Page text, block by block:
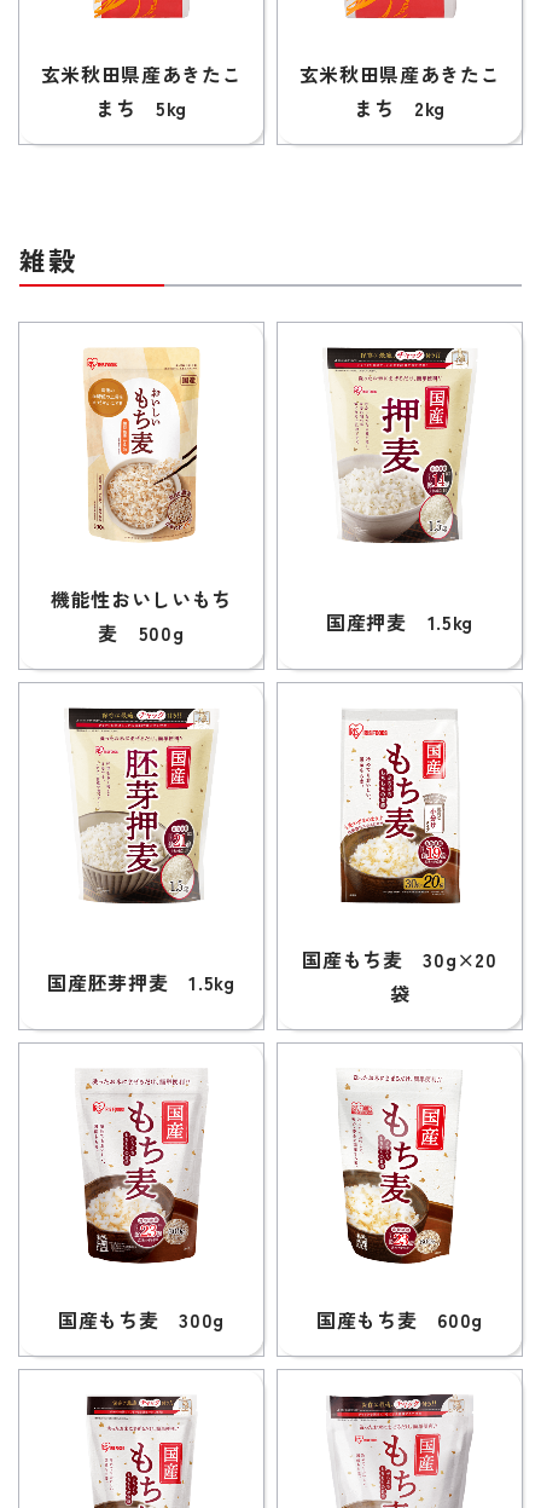
玄米秋田県産あきたこ
まち 5kg
玄米秋田県産あきたこ
まち 2kg
雑穀
機能性おいしいもち
麦 500g
国産押麦 1.5kg
国産胚芽押麦 1.5kg
国産もち麦 30g×20
袋
国産もち麦 300g 国産もち麦 600g